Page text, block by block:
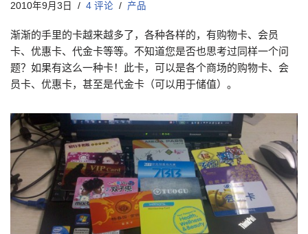
2010年9月3日 4 评论 产品
渐渐的手里的卡越来越多了，各种各样的，有购物卡、会员
卡、优惠卡、代金卡等等。不知道您是否也思考过同样一个问
题？如果有这么一种卡！此卡，可以是各个商场的购物卡、会
员卡、优惠卡，甚至是代金卡（可以用于储值）。